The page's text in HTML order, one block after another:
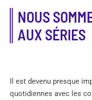
NOUS
AUX SÉRIES
Il est devenu presque
quotidiennes avec les